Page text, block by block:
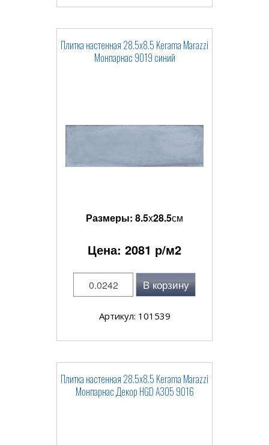
Плитка настенная 28.5x8.5 Kerama Marazzi
Монпарнас 9019 синий
Размеры: 8.5x28.5см
Цена: 2081 р/м2
В корзину
Артикул: 101539
Плитка настенная 28.5x8.5 Kerama Marazzi
Монпарнас Декор HGD A305 9016